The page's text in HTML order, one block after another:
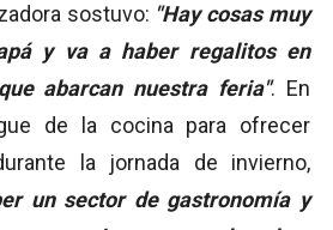
sostuvo: "Hay cosas muy
y va a haber regalitos en
abarcan nuestra feria". En
de la cocina para ofrecer
la jornada de invierno,
un sector de gastronomía y